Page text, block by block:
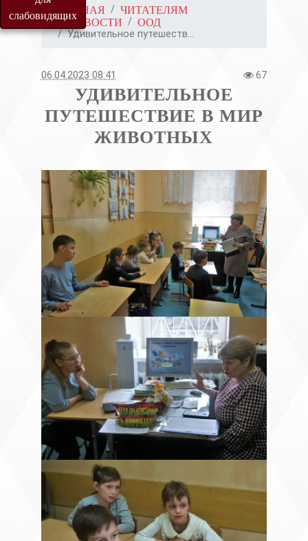
слабовидящихГЛАВНАЯ
ЧИТАТЕЛЯМ
НОВОСТИ
ООД
Удивительное путешеств...
06.04.2023 08:41 67
УДИВИТЕЛЬНОЕ
ПУТЕШЕСТВИЕ В МИР
ЖИВОТНЫХ